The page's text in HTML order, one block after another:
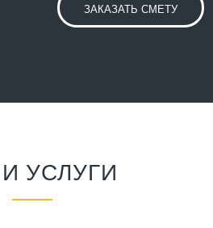
ЗАКАЗАТЬ СМЕТУ
УСЛУГИ